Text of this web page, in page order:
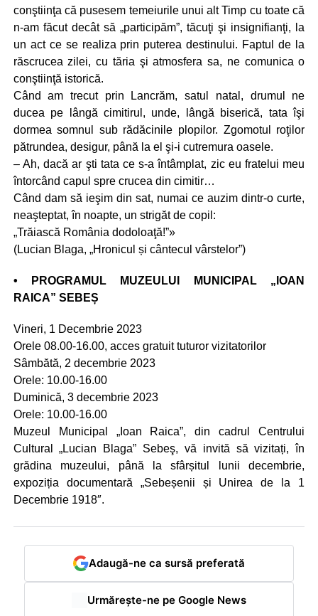
conştiinţa că pusesem temeiurile unui alt Timp cu toate că
n-am făcut decât să „participăm”, tăcuţi şi insignifianţi, la
un act ce se realiza prin puterea destinului. Faptul de la
răscrucea zilei, cu tăria şi atmosfera sa, ne comunica o
conştiinţă istorică.
Când am trecut prin Lancrăm, satul natal, drumul ne
ducea pe lângă cimitirul, unde, lângă biserică, tata îşi
dormea somnul sub rădăcinile plopilor. Zgomotul roţilor
pătrundea, desigur, până la el şi-i cutremura oasele.
– Ah, dacă ar şti tata ce s-a întâmplat, zic eu fratelui meu
întorcând capul spre crucea din cimitir…
Când dam să ieşim din sat, numai ce auzim dintr-o curte,
neaşteptat, în noapte, un strigăt de copil:
„Trăiască România dodoloaţă!”»
(Lucian Blaga, „Hronicul și cântecul vârstelor”)
• PROGRAMUL MUZEULUI MUNICIPAL „IOAN
RAICA” SEBEȘ
Vineri, 1 Decembrie 2023
Orele 08.00-16.00, acces gratuit tuturor vizitatorilor
Sâmbătă, 2 decembrie 2023
Orele: 10.00-16.00
Duminică, 3 decembrie 2023
Orele: 10.00-16.00
Muzeul Municipal „Ioan Raica”, din cadrul Centrului
Cultural „Lucian Blaga” Sebeş, vă invită să vizitați, în
grădina muzeului, până la sfârșitul lunii decembrie,
expoziția documentară „Sebeșenii și Unirea de la 1
Decembrie 1918″.
Adaugă-ne ca sursă preferată
Urmărește-ne pe Google News